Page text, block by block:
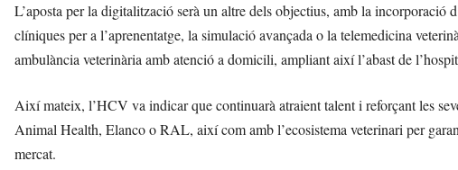
L’aposta per la digitalització serà un altre dels objectius, amb la incorporació
clíniques per a l’aprenentatge, la simulació avançada o la telemedicina
ambulància veterinària amb atenció a domicili, ampliant així l’abast de
Així mateix, l’HCV va indicar que continuarà atraient talent i reforçant les
Animal Health, Elanco o RAL, així com amb l’ecosistema veterinari per
mercat.